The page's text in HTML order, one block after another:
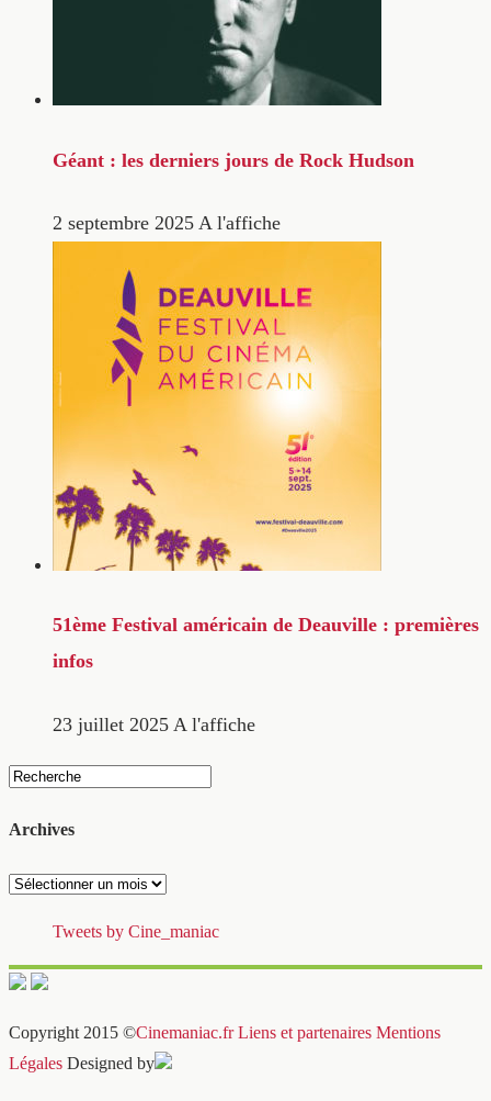
Géant : les derniers jours de Rock Hudson
2 septembre 2025 A l'affiche
51ème Festival américain de Deauville : premières
infos
23 juillet 2025 A l'affiche
Archives
Archives
Tweets by Cine_maniac
Copyright 2015 ©Cinemaniac.fr Liens et partenaires Mentions
Légales Designed by